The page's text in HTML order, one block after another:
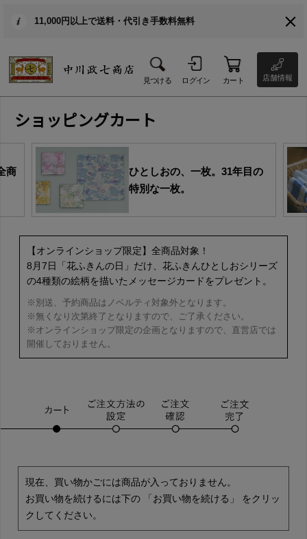
11,000円以上で送料・代引き手数料無料
見つける ログイン カート 店舗情報
ショッピングカート
商
ひとしおの、一枚。31年目の
特別な一枚。
【オンラインショップ限定】全商品対象！
8月7日「花ふきんの日」だけ、花ふきんひとしおシリーズ
の4種類の絵柄を描いたメッセージカードをプレゼント。
※別送、予約商品はノベルティ対象外となります。
※無くなり次第終了となりますので、ご了承ください。
※オンラインショップ限定の企画となりますので、直営店では
開催しておりません。
現在、買い物かごには商品が入っておりません。
お買い物を続けるには下の 「お買い物を続ける」 をクリッ
クしてください。